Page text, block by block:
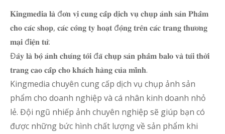
𝐊𝐢𝐧𝐠𝐦𝐞𝐝𝐢𝐚 𝐥𝐚̀ đ𝐨̛𝐧 𝐯𝐢̣ 𝐜𝐮𝐧𝐠 𝐜𝐚̂́𝐩 𝐝𝐢̣𝐜𝐡 𝐯𝐮̣ 𝐜𝐡𝐮̣𝐩 𝐚̉𝐧𝐡 𝐬𝐚̉𝐧 𝐏𝐡𝐚̂̉𝐦
𝐜𝐡𝐨 𝐜𝐚́𝐜 𝐬𝐡𝐨𝐩, 𝐜𝐚́𝐜 𝐜𝐨̂𝐧𝐠 𝐭𝐲 𝐡𝐨𝐚̣𝐭 đ𝐨̣̂𝐧𝐠 𝐭𝐫𝐞̂𝐧 𝐜𝐚́𝐜 𝐭𝐫𝐚𝐧𝐠 𝐭𝐡𝐮̛𝐨̛𝐧𝐠
𝐦𝐚̣𝐢 đ𝐢𝐞̣̂𝐧 𝐭𝐮̛̉.
Đ𝐚̂𝐲 𝐥𝐚̀ 𝐛𝐨̣̂ 𝐚̉𝐧𝐡 𝐜𝐡𝐮́𝐧𝐠 𝐭𝐨̂𝐢 đ𝐚̃ 𝐜𝐡𝐮̣𝐩 𝐬𝐚̉𝐧 𝐩𝐡𝐚̂̉𝐦 𝐛𝐚𝐥𝐨 𝐯𝐚̀ 𝐭𝐮́𝐢 𝐭𝐡𝐨̛̀𝐢
𝐭𝐫𝐚𝐧𝐠 𝐜𝐚𝐨 𝐜𝐚̂́𝐩 𝐜𝐡𝐨 𝐤𝐡𝐚́𝐜𝐡 𝐡𝐚̀𝐧𝐠 𝐜𝐮̉𝐚 𝐦𝐢̀𝐧𝐡.
Kingmedia chuyên cung cấp dịch vụ chụp ảnh sản
phẩm cho doanh nghiệp và cá nhân kinh doanh nhỏ
lẻ. Đội ngũ nhiếp ảnh chuyên nghiệp sẽ giúp bạn có
được những bức hình chất lượng về sản phẩm khi